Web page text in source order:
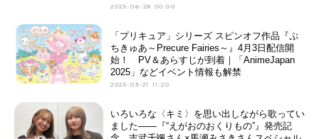
2025-06-28 00:00
「プリキュア」シリーズ スピンオフ作品『ぷ
ちきゅあ～Precure Fairies～』4月3日配信開
始！ PV＆あらすじが到着｜「AnimeJapan
2025」などイベント情報も解禁
2025-03-21 11:20
いろいろな〈キミ〉を思い出しながら歌ってい
ました――『“えがおのおくりもの”』発売記